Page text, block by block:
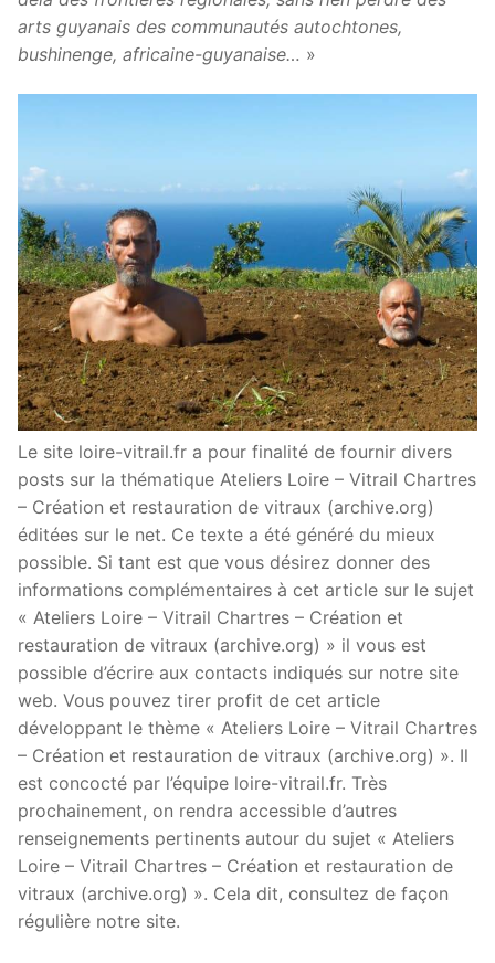
arts guyanais des communautés autochtones,
bushinenge, africaine-guyanaise… »
Le site loire-vitrail.fr a pour finalité de fournir divers
posts sur la thématique Ateliers Loire – Vitrail Chartres
– Création et restauration de vitraux (archive.org)
éditées sur le net. Ce texte a été généré du mieux
possible. Si tant est que vous désirez donner des
informations complémentaires à cet article sur le sujet
« Ateliers Loire – Vitrail Chartres – Création et
restauration de vitraux (archive.org) » il vous est
possible d’écrire aux contacts indiqués sur notre site
web. Vous pouvez tirer profit de cet article
développant le thème « Ateliers Loire – Vitrail Chartres
– Création et restauration de vitraux (archive.org) ». Il
est concocté par l’équipe loire-vitrail.fr. Très
prochainement, on rendra accessible d’autres
renseignements pertinents autour du sujet « Ateliers
Loire – Vitrail Chartres – Création et restauration de
vitraux (archive.org) ». Cela dit, consultez de façon
régulière notre site.